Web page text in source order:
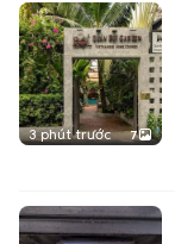
3 phút trước 7